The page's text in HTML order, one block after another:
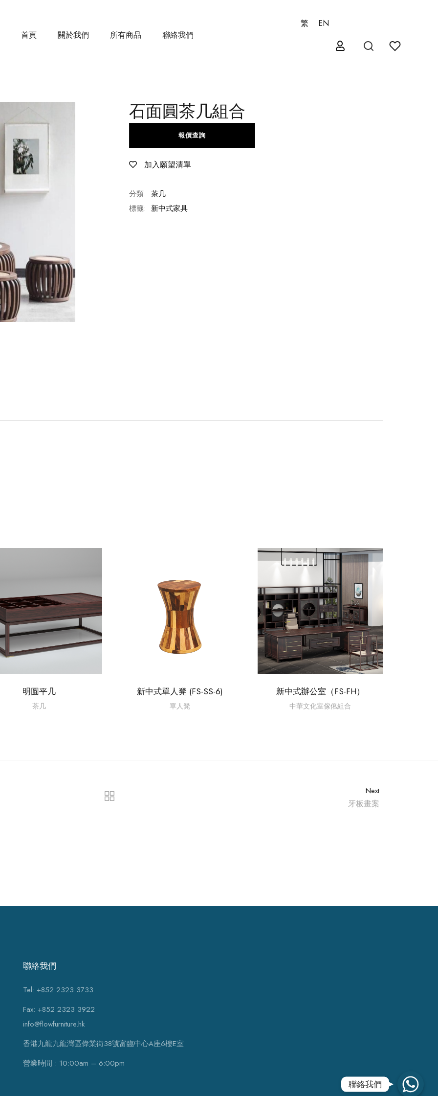
首頁 關於我們 所有商品 聯絡我們
繁 EN
石面圓茶几組合
加入願望清單
報價查詢
分類: 茶几
標籤: 新中式家具
明圆平几
茶几
新中式單人凳 (FS-SS-6)
單人凳
新中式辦公室（FS-FH）
中華文化室傢俬組合
Next
牙板畫案
聯絡我們
Tel: +852 2323 3733
Fax: +852 2323 3922
info@flowfurniture.hk
香港九龍九龍灣區偉業街38號富臨中心A座6樓E室
營業時間 : 10:00am – 6:00pm
聯絡我們